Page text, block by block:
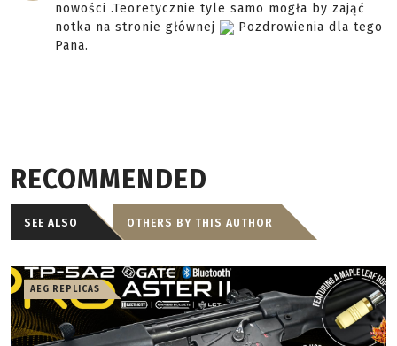
nowości .Teoretycznie tyle samo mogła by zająć
notka na stronie głównej
Pozdrowienia dla tego
Pana.
RECOMMENDED
SEE ALSO OTHERS BY THIS AUTHOR
AEG REPLICAS